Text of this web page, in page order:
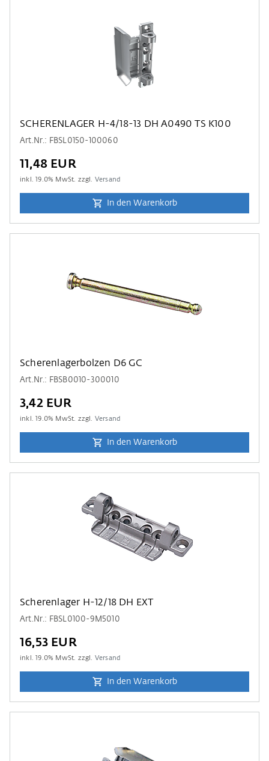
SCHERENLAGER H-4/18-13 DH A0490 TS K100
Art.Nr.: FBSL0150-100060
11,48 EUR
inkl.19.0% MwSt. zzgl. Versand
In den Warenkorb
Scherenlagerbolzen D6 GC
Art.Nr.: FBSB0010-300010
3,42 EUR
inkl.19.0% MwSt. zzgl. Versand
In den Warenkorb
Scherenlager H-12/18 DH EXT
Art.Nr.: FBSL0100-9M5010
16,53 EUR
inkl.19.0% MwSt. zzgl. Versand
In den Warenkorb